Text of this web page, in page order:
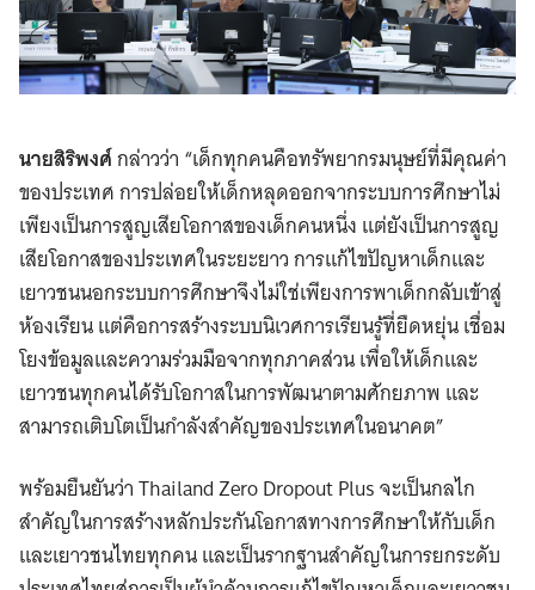
นายสิริพงศ์กล่าวว่า “เด็กทุกคนคือทรัพยากรมนุษย์ที่มีคุณค่า
ของประเทศ การปล่อยให้เด็กหลุดออกจากระบบการศึกษาไม่
เพียงเป็นการสูญเสียโอกาสของเด็กคนหนึ่ง แต่ยังเป็นการสูญ
เสียโอกาสของประเทศในระยะยาว การแก้ไขปัญหาเด็กและ
เยาวชนนอกระบบการศึกษาจึงไม่ใช่เพียงการพาเด็กกลับเข้าสู่
ห้องเรียน แต่คือการสร้างระบบนิเวศการเรียนรู้ที่ยืดหยุ่น เชื่อม
โยงข้อมูลและความร่วมมือจากทุกภาคส่วน เพื่อให้เด็กและ
เยาวชนทุกคนได้รับโอกาสในการพัฒนาตามศักยภาพ และ
สามารถเติบโตเป็นกำลังสำคัญของประเทศในอนาคต”
พร้อมยืนยันว่า Thailand Zero Dropout Plus จะเป็นกลไก
สำคัญในการสร้างหลักประกันโอกาสทางการศึกษาให้กับเด็ก
และเยาวชนไทยทุกคน และเป็นรากฐานสำคัญในการยกระดับ